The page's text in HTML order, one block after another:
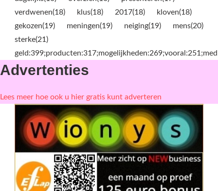
verdwenen(18)
klus(18) 2017(18)
kloven(18)
gekozen(19)
meningen(19) neiging(19)
mens(20)
sterke(21)
Advertenties
Lees meer hoe ook u hier gratis kunt adverteren